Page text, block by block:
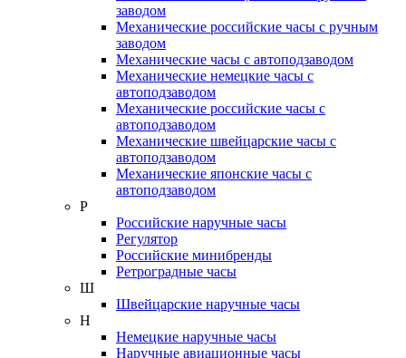
заводом
Механические российские часы с ручным
заводом
Механические часы с автоподзаводом
Механические немецкие часы с
автоподзаводом
Механические российские часы с
автоподзаводом
Механические швейцарские часы с
автоподзаводом
Механические японские часы с
автоподзаводом
Р
Российские наручные часы
Регулятор
Российские минибренды
Ретроградные часы
Ш
Швейцарские наручные часы
Н
Немецкие наручные часы
Наручные авиационные часы